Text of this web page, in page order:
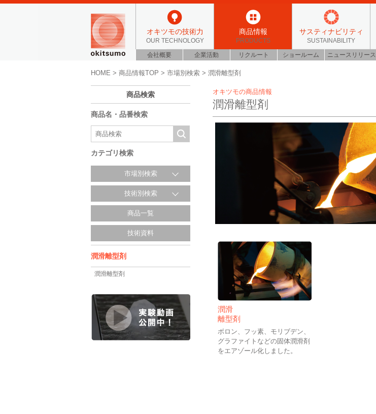
オキツモの技術力
OUR TECHNOLOGY
商品情報
PRODUCTS
サスティナビリティ
SUSTAINABILITY
会社概要 企業活動 リクルート ショールーム ニュースリリース
HOME > 商品情報TOP > 市場別検索 > 潤滑離型剤
商品検索
商品名・品番検索
カテゴリ検索
市場別検索
技術別検索
商品一覧
技術資料
潤滑離型剤
潤滑離型剤
オキツモの商品情報
潤滑離型剤
潤滑
離型剤
ボロン、フッ素、モリブデン、
グラファイトなどの固体潤滑剤
をエアゾール化しました。